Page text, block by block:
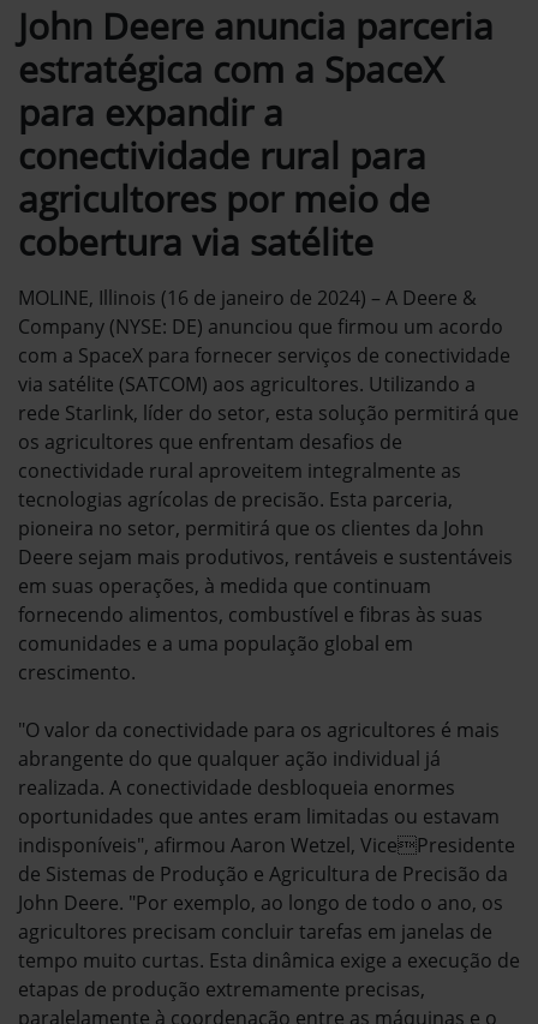
John Deere anuncia parceria
estratégica com a SpaceX
para expandir a
conectividade rural para
agricultores por meio de
cobertura via satélite
MOLINE, Illinois (16 de janeiro de 2024) – A Deere &
Company (NYSE: DE) anunciou que firmou um acordo
com a SpaceX para fornecer serviços de conectividade
via satélite (SATCOM) aos agricultores. Utilizando a
rede Starlink, líder do setor, esta solução permitirá que
os agricultores que enfrentam desafios de
conectividade rural aproveitem integralmente as
tecnologias agrícolas de precisão. Esta parceria,
pioneira no setor, permitirá que os clientes da John
Deere sejam mais produtivos, rentáveis e sustentáveis
em suas operações, à medida que continuam
fornecendo alimentos, combustível e fibras às suas
comunidades e a uma população global em
crescimento.
"O valor da conectividade para os agricultores é mais
abrangente do que qualquer ação individual já
realizada. A conectividade desbloqueia enormes
oportunidades que antes eram limitadas ou estavam
indisponíveis", afirmou Aaron Wetzel, VicePresidente
de Sistemas de Produção e Agricultura de Precisão da
John Deere. "Por exemplo, ao longo de todo o ano, os
agricultores precisam concluir tarefas em janelas de
tempo muito curtas. Esta dinâmica exige a execução de
etapas de produção extremamente precisas,
paralelamente à coordenação entre as máquinas e o